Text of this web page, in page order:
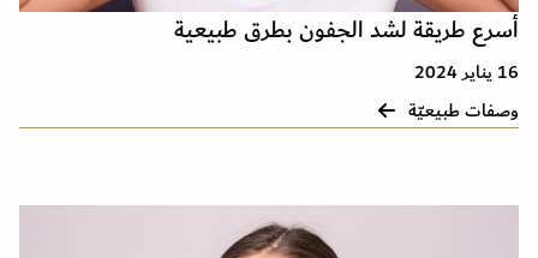
أسرع طريقة لشد الجفون بطرق طبيعية
16 يناير 2024
وصفات طبيعيّة